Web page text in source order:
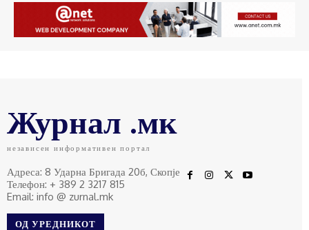
Журнал .мк
независен информативен портал
Адреса: 8 Ударна Бригада 20б, Скопје
Телефон: + 389 2 3217 815
Email: info @ zurnal.mk
ОД УРЕДНИКОТ